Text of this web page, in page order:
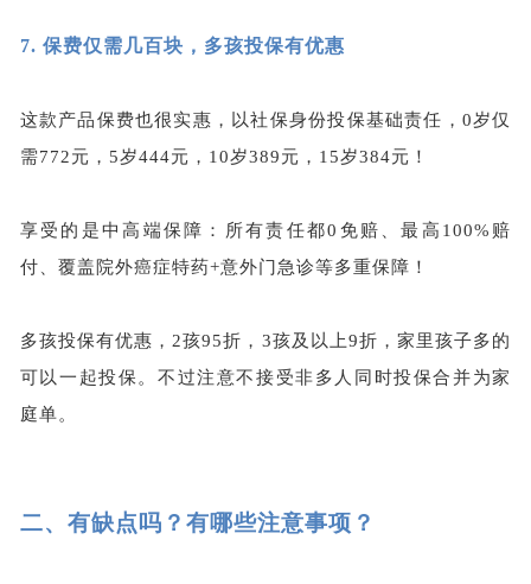
7. 保费仅需几百块，多孩投保有优惠
这款产品保费也很实惠，以社保身份投保基础责任， 0岁仅
需772元，5岁444元，10岁389元，15岁384元！
享受的是中高端保障：所有责任都0免赔、最高100%赔
付、覆盖院外癌症特药+意外门急诊等多重保障！
多孩投保有优惠， 2孩95折，3孩及以上9折，家里孩子多的
可以一起投保。不过注意不接受非多人同时投保合并为家
庭单。
二、 有缺点吗？有哪些注意事项？